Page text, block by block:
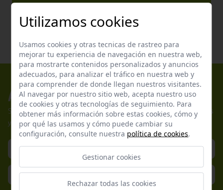
Apúntate a nuestros boletines
Suscríbete a nuestra newsletter y no te pierdas nuestras ofertas
y promociones exclusivas.
Utilizamos cookies
Usamos cookies y otras tecnicas de rastreo para
mejorar tu experiencia de navegación en nuestra web,
para mostrarte contenidos personalizados y anuncios
adecuados, para analizar el tráfico en nuestra web y
para comprender de donde llegan nuestros visitantes.
Al navegar por nuestro sitio web, acepta nuestro uso
de cookies y otras tecnologías de seguimiento. Para
obtener más información sobre estas cookies, cómo y
por qué las usamos y cómo puede cambiar su
configuración, consulte nuestra política de cookies.
Gestionar cookies
Rechazar todas las cookies